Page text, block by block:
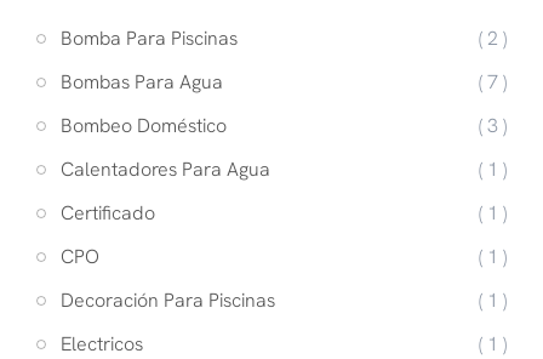
Bomba Para Piscinas
( 2 )
Bombas Para Agua
( 7 )
Bombeo Doméstico
( 3 )
Calentadores Para Agua
( 1 )
Certificado
( 1 )
CPO
( 1 )
Decoración Para Piscinas
( 1 )
Electricos
( 1 )